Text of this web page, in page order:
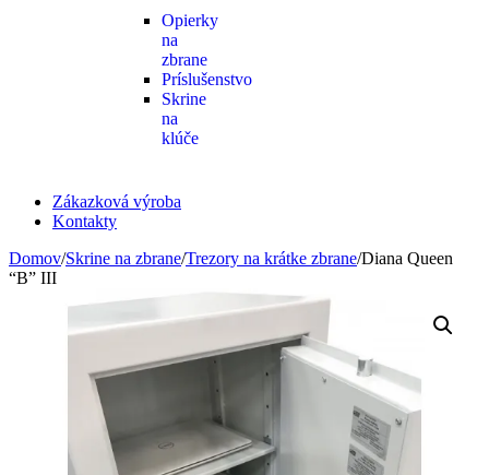
Opierky
na
zbrane
Príslušenstvo
Skrine
na
klúče
Zákazková výroba
Kontakty
Domov/Skrine na zbrane/Trezory na krátke zbrane/Diana Queen
“B” III